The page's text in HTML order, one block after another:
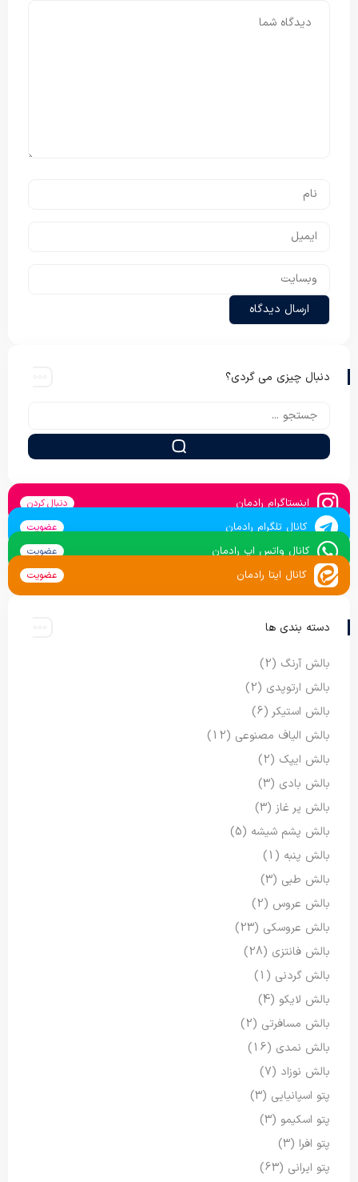
دنبال چیزی می گردی؟
اینستاگرام رادمان دنبال کردن
کانال تلگرام رادمان عضویت
کانال واتس اپ رادمان عضویت
کانال ایتا رادمان عضویت
دسته بندی ها
بالش آرنگ (2)
بالش ارتوپدی (2)
بالش استیکر (6)
بالش الیاف مصنوعی (12)
بالش ایپک (2)
بالش بادی (3)
بالش پر غاز (3)
بالش پشم شیشه (5)
بالش پنبه (1)
بالش طبی (3)
بالش عروس (2)
بالش عروسکی (23)
بالش فانتزی (28)
بالش گردنی (1)
بالش لایکو (4)
بالش مسافرتی (2)
بالش نمدی (16)
بالش نوزاد (7)
پتو اسپانیایی (3)
پتو اسکیمو (3)
پتو افرا (3)
پتو ایرانی (63)